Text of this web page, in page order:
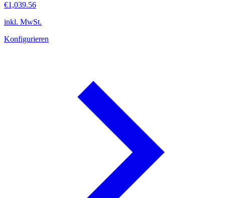
€1,039.56
inkl. MwSt.
Konfigurieren